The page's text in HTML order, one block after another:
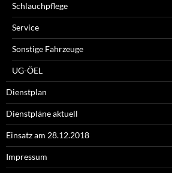
Schlauchpflege
Service
Sonstige Fahrzeuge
UG-ÖEL
Dienstplan
Dienstpläne aktuell
Einsatz am 28.12.2018
Impressum